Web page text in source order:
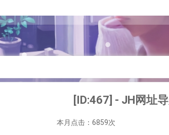
[ID:467] - JH网址
本月点击：6859次